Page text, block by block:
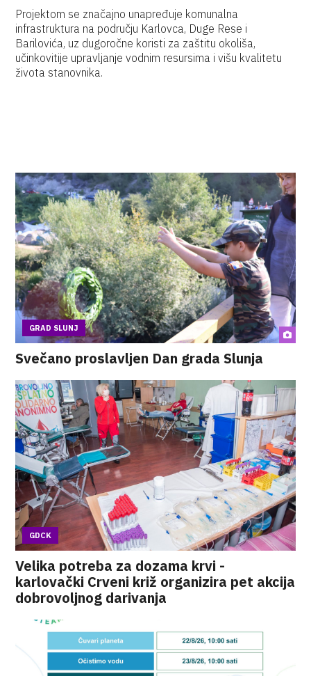
Projektom se značajno unapređuje komunalna
infrastruktura na području Karlovca, Duge Rese i
Barilovića, uz dugoročne koristi za zaštitu okoliša,
učinkovitije upravljanje vodnim resursima i višu kvalitetu
života stanovnika.
GRAD SLUNJ
Svečano proslavljen Dan grada Slunja
GDCK
Velika potreba za dozama krvi -
karlovački Crveni križ organizira pet akcija
dobrovoljnog darivanja